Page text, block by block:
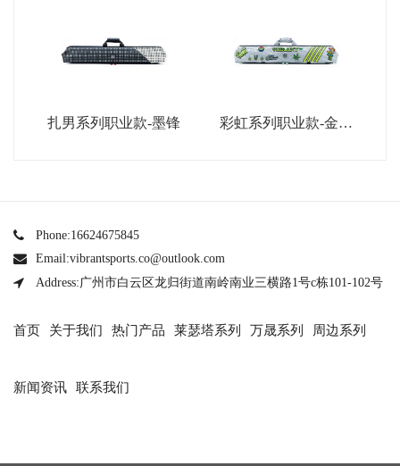
扎男系列职业款-墨锋
彩虹系列职业款-金属
Phone:16624675845
Email:vibrantsports.co@outlook.com
Address:广州市白云区龙归街道南岭南业三横路1号c栋101-102号
首页 关于我们 热门产品 莱瑟塔系列 万晟系列 周边系列
新闻资讯 联系我们